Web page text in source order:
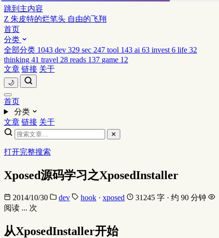
跳到主内容
Z 朱皮特的烂笔头 自由的飞翔
首页
分类
全部分类 1043 dev 329 sec 247 tool 143 ai 63 invest 6 life 32
thinking 41 travel 28 reads 137 game 12
文章 链接 关于
🌙
首页
分类
文章 链接 关于
✕
打开完整搜索
Xposed源码学习之XposedInstaller
2014/10/30 dev hook · xposed
31245 字 · 约 90 分钟
阅读 ... 次
从XposedInstaller开始